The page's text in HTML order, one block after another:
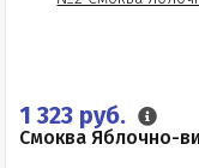
1 323 руб.
Смоква Яблочно-